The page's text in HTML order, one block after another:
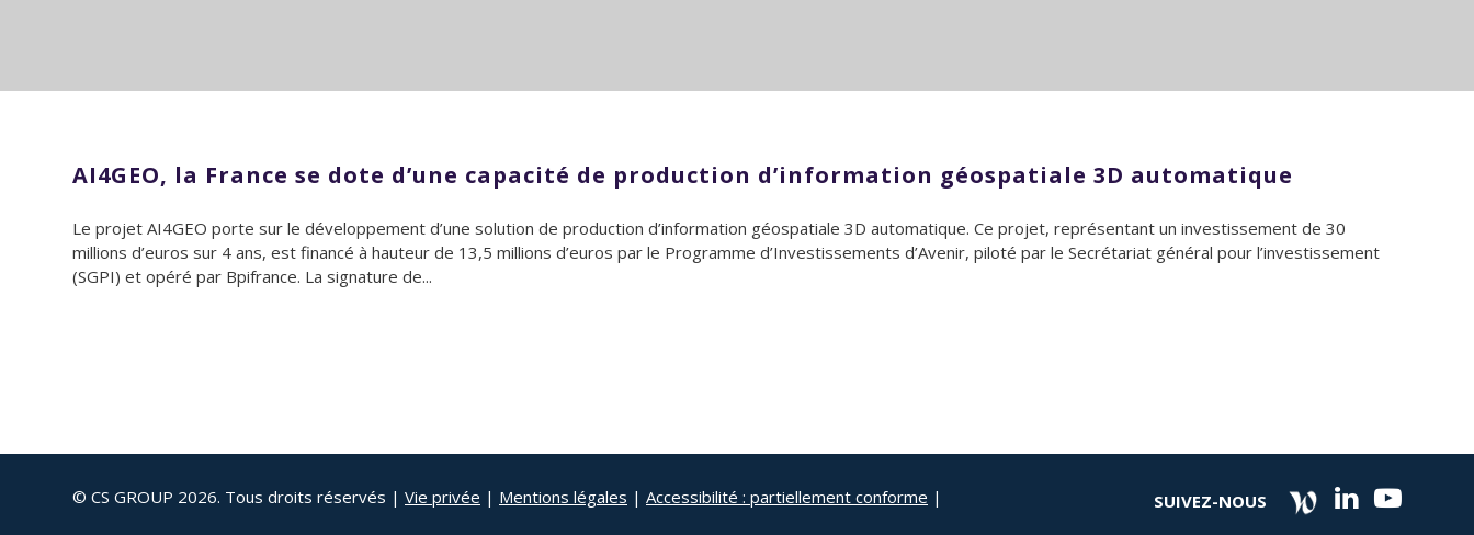
AI4GEO, la France se dote d’une capacité de production d’information géospatiale 3D automatique
Le projet AI4GEO porte sur le développement d’une solution de production d’information géospatiale 3D automatique. Ce projet, représentant un investissement de 30
millions d’euros sur 4 ans, est financé à hauteur de 13,5 millions d’euros par le Programme d’Investissements d’Avenir, piloté par le Secrétariat général pour l’investissement
(SGPI) et opéré par Bpifrance. La signature de...
© CS GROUP 2026. Tous droits réservés | Vie privée | Mentions légales | Accessibilité : partiellement conforme | SUIVEZ-NOUS